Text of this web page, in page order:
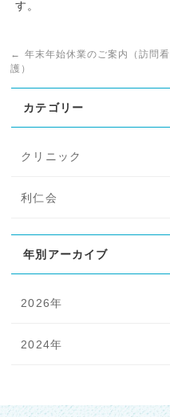
す。
← 年末年始休業のご案内（訪問看
護）
カテゴリー
クリニック
利仁会
年別アーカイブ
2026年
2024年